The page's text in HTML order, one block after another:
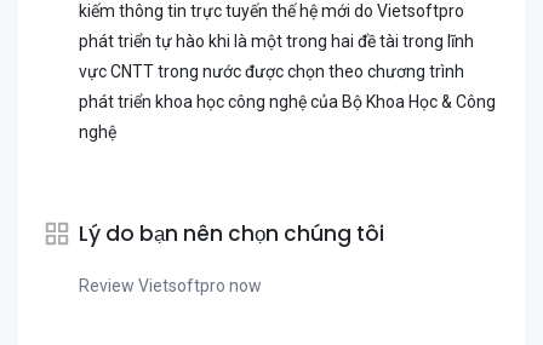
kiếm thông tin trực tuyến thế hệ mới do Vietsoftpro
phát triển tự hào khi là một trong hai đề tài trong lĩnh
vực CNTT trong nước được chọn theo chương trình
phát triển khoa học công nghệ của Bộ Khoa Học & Công
nghệ
Lý do bạn nên chọn chúng tôi
Review Vietsoftpro now